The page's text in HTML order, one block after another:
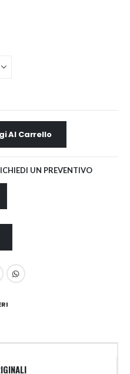
Al Carrello
UN PREVENTIVO